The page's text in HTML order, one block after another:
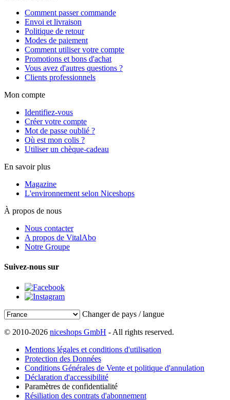
Comment passer commande
Envoi et livraison
Politique de retour
Modes de paiement
Comment utiliser votre compte
Promotions et bons d'achat
Vous avez d'autres questions ?
Clients professionnels
Mon compte
Identifiez-vous
Créer votre compte
Mot de passe oublié ?
Où est mon colis ?
Utiliser un chèque-cadeau
En savoir plus
Magazine
L'environnement selon Niceshops
À propos de nous
Nous contacter
A propos de VitalAbo
Notre Groupe
Suivez-nous sur
Changer de pays / langue
© 2010-2026 niceshops GmbH - All rights reserved.
Mentions légales et conditions d'utilisation
Protection des Données
Conditions Générales de Vente et politique d'annulation
Déclaration d'accessibilité
Paramètres de confidentialité
Résiliation des contrats d'abonnement